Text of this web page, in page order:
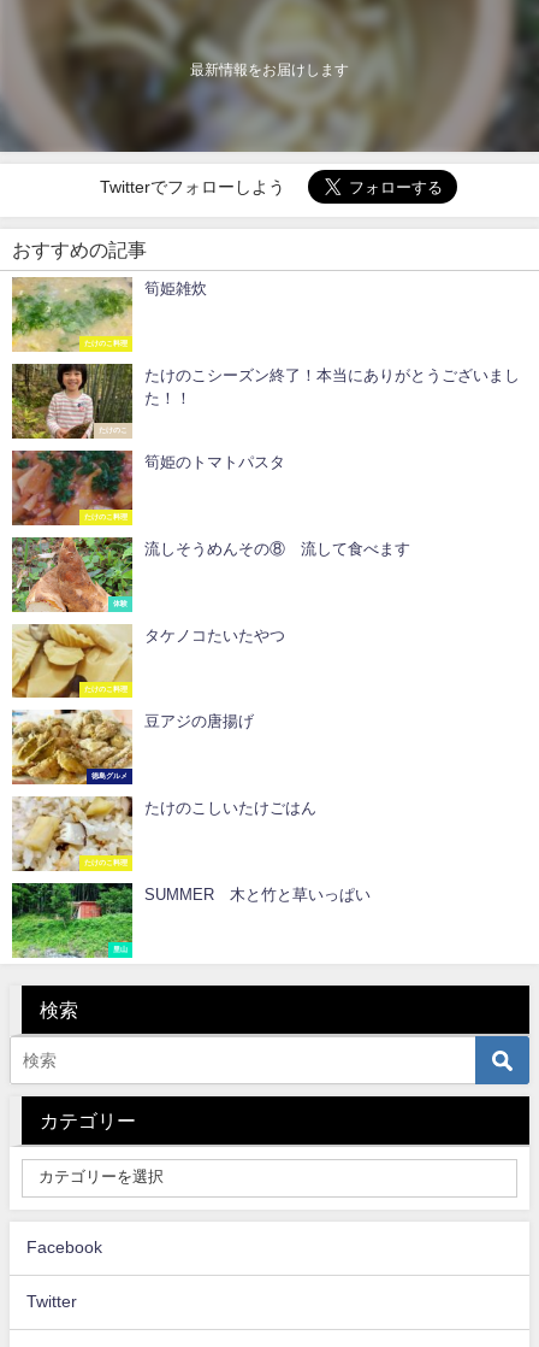
最新情報をお届けします
Twitterでフォローしよう
おすすめの記事
たけのこ料理
筍姫雑炊
たけのこ
たけのこシーズン終了！本当にありがとうございまし
た！！
たけのこ料理
筍姫のトマトパスタ
体験
流しそうめんその⑧ 流して食べます
たけのこ料理
タケノコたいたやつ
徳島グルメ
豆アジの唐揚げ
たけのこ料理
たけのこしいたけごはん
里山
SUMMER 木と竹と草いっぱい
検索
カテゴリー
Facebook
Twitter